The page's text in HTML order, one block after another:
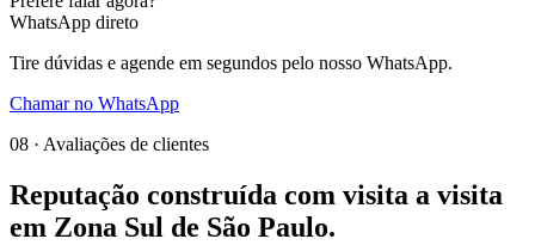
WhatsApp direto
Tire dúvidas e agende em segundos pelo nosso WhatsApp.
Chamar no WhatsApp
08 · Avaliações de clientes
Reputação construída com visita a visita
em Zona Sul de São Paulo.